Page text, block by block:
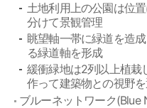
土地利用上の公園は位
分けて景観管理
眺望軸一帯に緑道を造
る緑道軸を形成
緩衝緑地は2列以上植栽
作って建築物との視野
ブルーネットワーク(Blue